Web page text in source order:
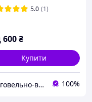
5.0 (1)
600₴
Купити
Торговельно-виробнича компанія "ДОМЗА" 100%